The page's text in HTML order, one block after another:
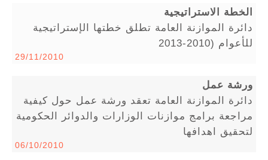
الخطة الاستراتيجية
دائرة الموازنة العامة تطلق خطتها الإستراتيجية
للأعوام (2010-2013
29/11/2010
ورشة عمل
دائرة الموازنة العامة تعقد ورشة عمل حول كيفية
مراجعة برامج موازنات الوزارات والدوائر الحكومية
لتحقيق اهدافها
06/10/2010